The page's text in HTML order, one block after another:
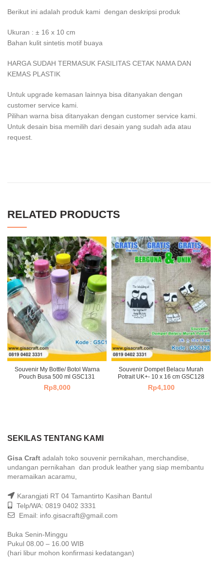
Berikut ini adalah produk kami dengan deskripsi produk
Ukuran : ± 16 x 10 cm
Bahan kulit sintetis motif buaya
HARGA SUDAH TERMASUK FASILITAS CETAK NAMA DAN
KEMAS PLASTIK
Untuk upgrade kemasan lainnya bisa ditanyakan dengan
customer service kami.
Pilihan warna bisa ditanyakan dengan customer service kami.
Untuk desain bisa memilih dari desain yang sudah ada atau
request.
RELATED PRODUCTS
Souvenir My Bottle/ Botol Warna
Pouch Busa 500 ml GSC131
Rp8,000
Souvenir Dompet Belacu Murah
Potrait UK+- 10 x 16 cm GSC128
Rp4,100
SEKILAS TENTANG KAMI
Gisa Craft adalah toko souvenir pernikahan, merchandise,
undangan pernikahan dan produk leather yang siap membantu
meramaikan acaramu,
Karangjati RT 04 Tamantirto Kasihan Bantul
Telp/WA: 0819 0402 3331
Email: info.gisacraft@gmail.com
Buka Senin-Minggu
Pukul 08.00 – 16.00 WIB
(hari libur mohon konfirmasi kedatangan)